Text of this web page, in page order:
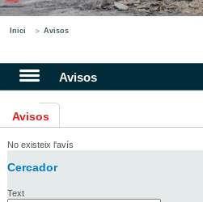
Inici Avisos
Avisos
Avisos
No existeix l'avís
Cercador
Text